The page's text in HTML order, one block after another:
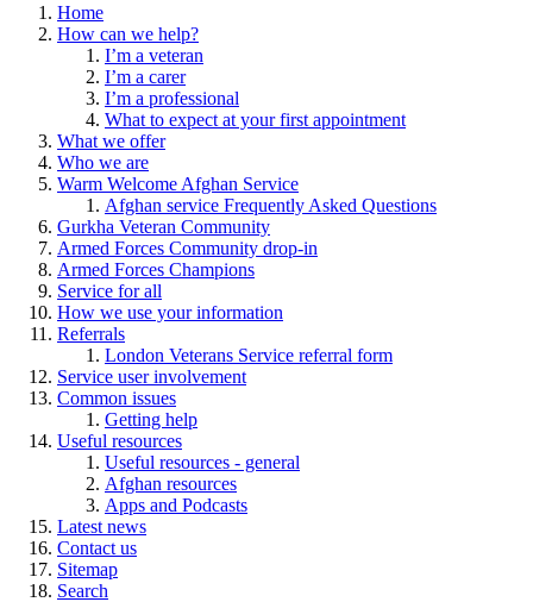
Home
How can we help?
I’m a veteran
I’m a carer
I’m a professional
What to expect at your first appointment
What we offer
Who we are
Warm Welcome Afghan Service
Afghan service Frequently Asked Questions
Gurkha Veteran Community
Armed Forces Community drop-in
Armed Forces Champions
Service for all
How we use your information
Referrals
London Veterans Service referral form
Service user involvement
Common issues
Getting help
Useful resources
Useful resources - general
Afghan resources
Apps and Podcasts
Latest news
Contact us
Sitemap
Search